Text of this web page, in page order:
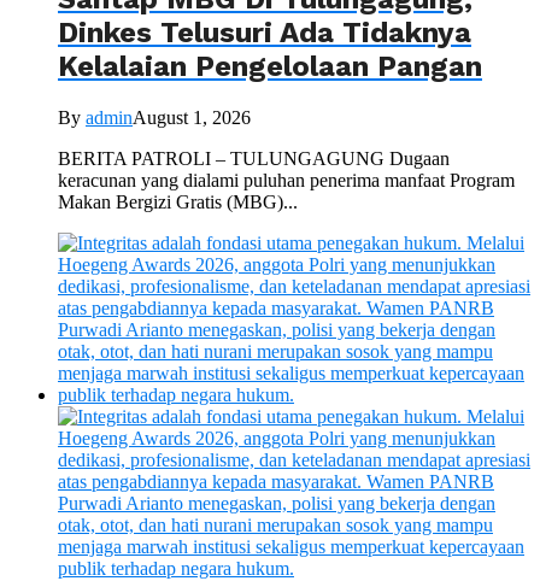
Dinkes Telusuri Ada Tidaknya
Kelalaian Pengelolaan Pangan
By adminAugust 1, 2026
BERITA PATROLI – TULUNGAGUNG Dugaan
keracunan yang dialami puluhan penerima manfaat Program
Makan Bergizi Gratis (MBG)...